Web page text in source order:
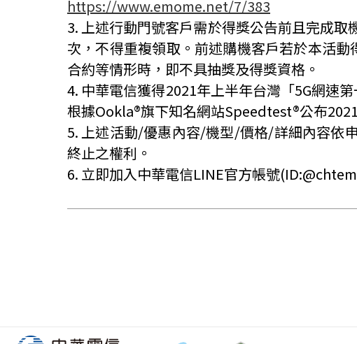
https://www.emome.net/7/383
3.上述行動門號客戶需於得獎公告前且完成取
次，不得重複領取。前述購機客戶若於本活
合約等情形時，即不具抽獎及得獎資格。
4. 中華電信獲得2021年上半年台灣「5G網速第
根據Ookla®旗下知名網站Speedtest®公布2021
5.上述活動/優惠內容/機型/價格/詳細內容依
終止之權利。
6. 立即加入中華電信LINE官方帳號